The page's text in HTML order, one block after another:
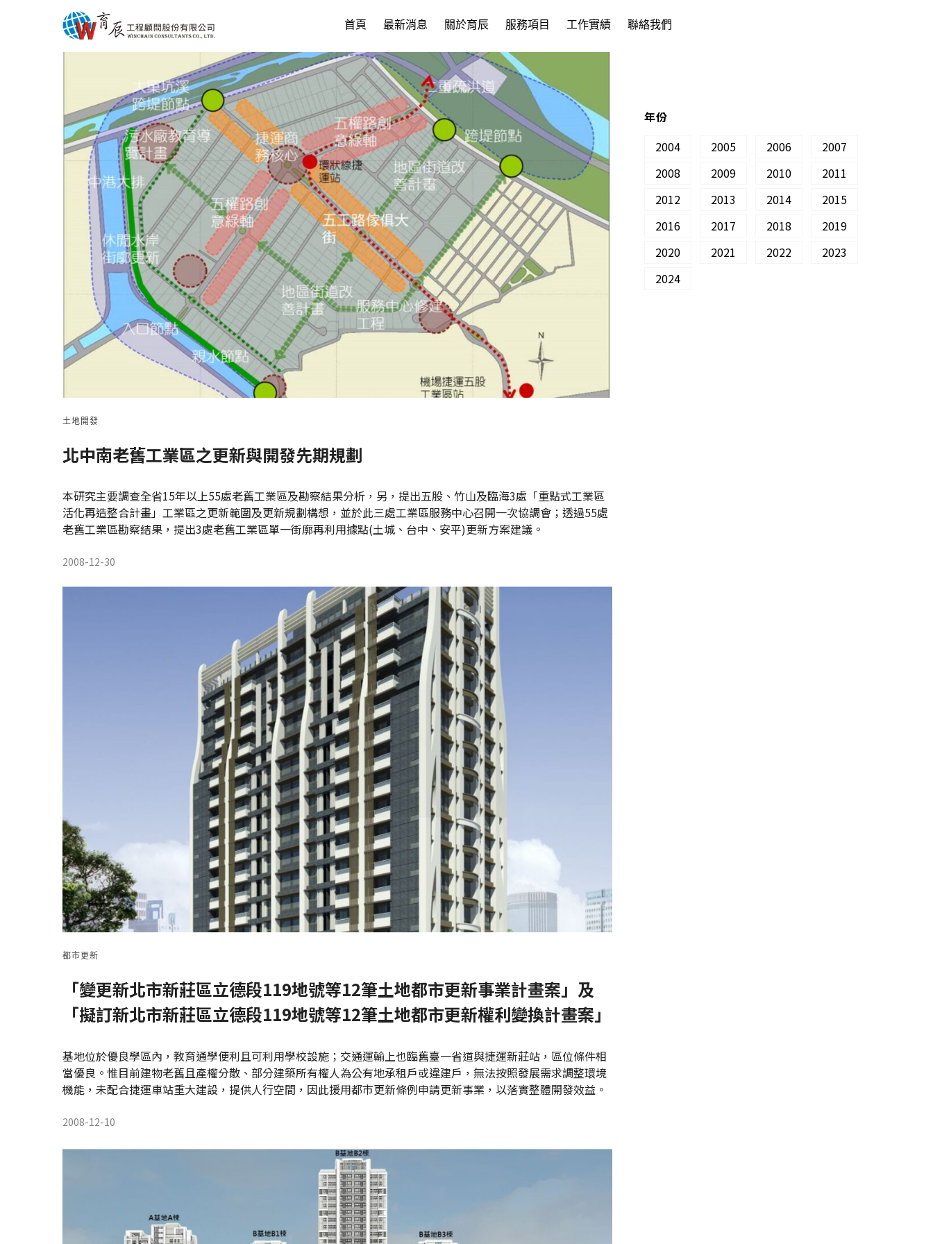
首頁 最新消息 關於育辰 服務項目 工作實績 聯絡我們
土地開發
北中南老舊工業區之更新與開發先期規劃
本研究主要調查全省15年以上55處老舊工業區及勘察結果分析，另，提出五股、竹山及臨海3處「重點式工業區
活化再造整合計畫」工業區之更新範圍及更新規劃構想，並於此三處工業區服務中心召開一次協調會；透過55處
老舊工業區勘察結果，提出3處老舊工業區單一街廓再利用據點(土城、台中、安平)更新方案建議。
2008-12-30
都市更新
「變更新北市新莊區立德段119地號等12筆土地都市更新事業計畫案」及
「擬訂新北市新莊區立德段119地號等12筆土地都市更新權利變換計畫案」
基地位於優良學區內，教育通學便利且可利用學校設施；交通運輸上也臨舊臺一省道與捷運新莊站，區位條件相
當優良。惟目前建物老舊且產權分散、部分建築所有權人為公有地承租戶或違建戶，無法按照發展需求調整環境
機能，未配合捷運車站重大建設，提供人行空間，因此援用都市更新條例申請更新事業，以落實整體開發效益。
2008-12-10
年份
2004
2005 2006
2007
2008
2009 2010
2011
2012
2013 2014
2015
2016
2017 2018
2019
2020
2021 2022
2023
2024